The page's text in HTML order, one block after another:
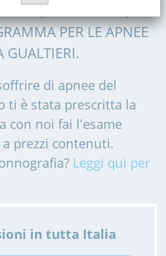
POLIGRAFIA,
PER LE APNEE
GUALTIERI.
di apnee del
ti è stata prescritta la
con noi fai l'esame
prezzi contenuti.
Leggi qui per
in tutta Italia